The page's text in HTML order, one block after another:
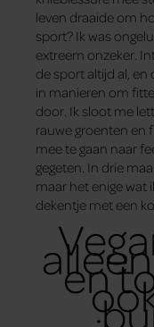
leven draaide om
sport? Ik was
extreem onzeker.
de sport altijd al,
in manieren om
door. Ik sloot me
rauwe groenten en
mee te gaan naar
gegeten. In drie
maar het enige wat
dekentje met een
en